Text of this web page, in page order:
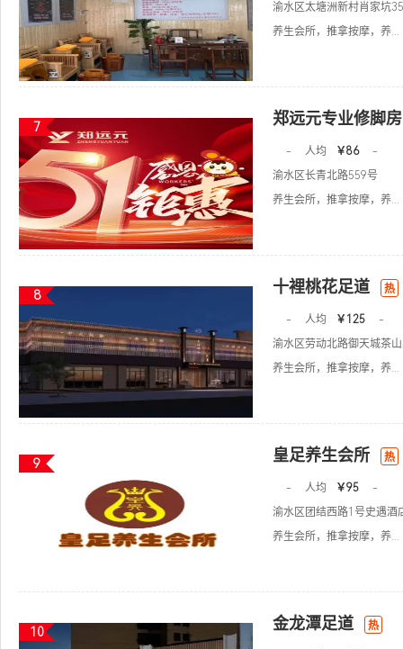
渝水区太塘洲新村肖家坑
养生会所，推拿按摩，养...
7 郑远元专业修脚
- 人均 ￥86
-
渝水区长青北路559号
养生会所，推拿按摩，养...
8 十裡桃花足道 热
- 人均 ￥125
-
渝水区劳动北路御天城茶
养生会所，推拿按摩，养...
9 皇足养生会所 热
- 人均 ￥95
-
渝水区团结西路1号史遇酒
养生会所，推拿按摩，养...
10 金龙潭足道 热